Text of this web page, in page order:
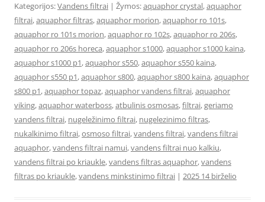
Kategorijos:Vandens filtrai | Žymos:aquaphor crystal,aquaphor
filtrai,aquaphor filtras,aquaphor morion,aquaphor ro 101s,
aquaphor ro 101s morion,aquaphor ro 102s,aquaphor ro 206s,
aquaphor ro 206s horeca,aquaphor s1000,aquaphor s1000 kaina,
aquaphor s1000 p1,aquaphor s550,aquaphor s550 kaina,
aquaphor s550 p1,aquaphor s800,aquaphor s800 kaina,aquaphor
s800 p1,aquaphor topaz,aquaphor vandens filtrai,aquaphor
viking,aquaphor waterboss,atbulinis osmosas,filtrai,geriamo
vandens filtrai, nugeležinimo filtrai, nugelezinimo filtras,
nukalkinimo filtrai,osmoso filtrai,vandens filtrai,vandens filtrai
aquaphor,vandens filtrai namui,vandens filtrai nuo kalkiu,
vandens filtrai po kriaukle,vandens filtras aquaphor,vandens
filtras po kriaukle,vandens minkstinimo filtrai | 2025 14 birželio